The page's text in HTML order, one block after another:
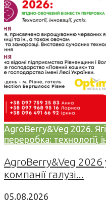
AgroBerry&Veg 2026.
переробка: технології,
AgroBerry&Veg 2026
компанії галузі...
05.08.2026